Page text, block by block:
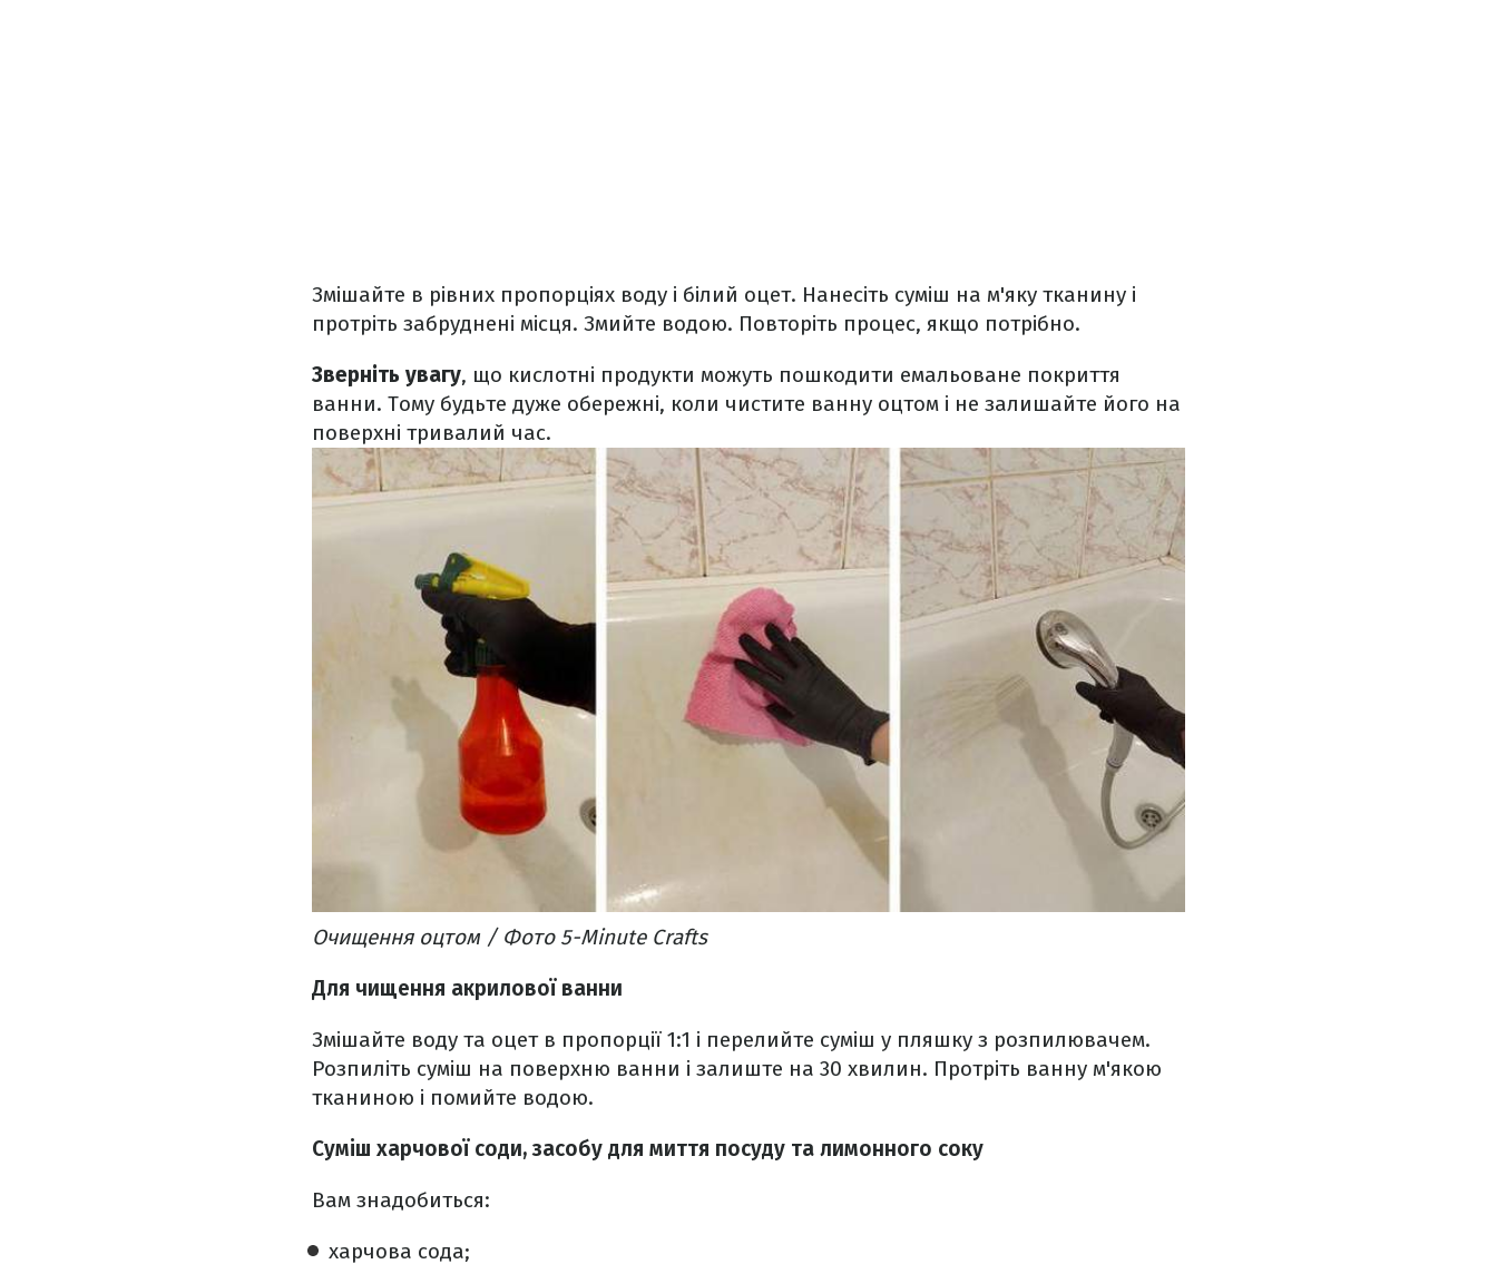
Змішайте в рівних пропорціях воду і білий оцет. Нанесіть суміш на м'яку тканину і
протріть забруднені місця. Змийте водою. Повторіть процес, якщо потрібно.
Зверніть увагу, що кислотні продукти можуть пошкодити емальоване покриття
ванни. Тому будьте дуже обережні, коли чистите ванну оцтом і не залишайте його на
поверхні тривалий час.
Очищення оцтом / Фото 5-Minute Crafts
Для чищення акрилової ванни
Змішайте воду та оцет в пропорції 1:1 і перелийте суміш у пляшку з розпилювачем.
Розпиліть суміш на поверхню ванни і залиште на 30 хвилин. Протріть ванну м'якою
тканиною і помийте водою.
Суміш харчової соди, засобу для миття посуду та лимонного соку
Вам знадобиться:
харчова сода;